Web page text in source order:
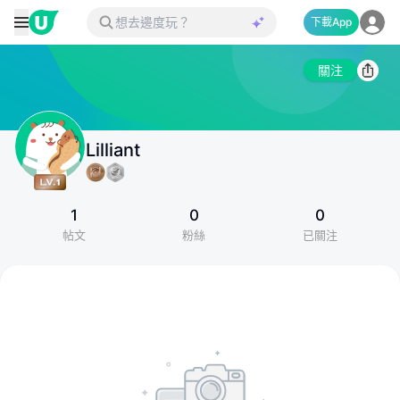
下載App
關注
Lilliant
1
帖文
0
粉絲
0
已關注